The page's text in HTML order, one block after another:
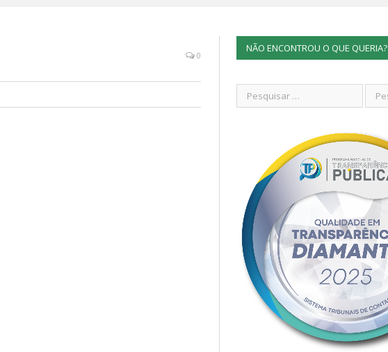
0
NÃO ENCONTROU O QUE QUERIA?